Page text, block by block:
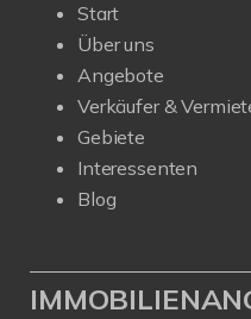
Start
Über uns
Angebote
Verkäufer &
Gebiete
Interessenten
Blog